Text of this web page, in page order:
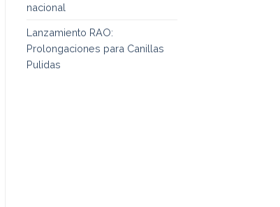
nacional
Lanzamiento RAO:
Prolongaciones para Canillas
Pulidas